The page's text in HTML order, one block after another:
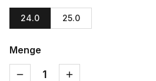
24.0 25.0
Menge
1